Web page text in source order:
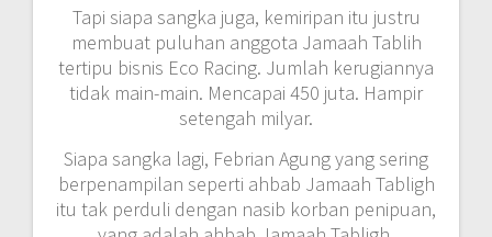
Tapi siapa sangka juga, kemiripan itu justru
membuat puluhan anggota Jamaah Tablih
tertipu bisnis Eco Racing. Jumlah kerugiannya
tidak main-main. Mencapai 450 juta. Hampir
setengah milyar.
Siapa sangka lagi, Febrian Agung yang sering
berpenampilan seperti ahbab Jamaah Tabligh
itu tak perduli dengan nasib korban penipuan,